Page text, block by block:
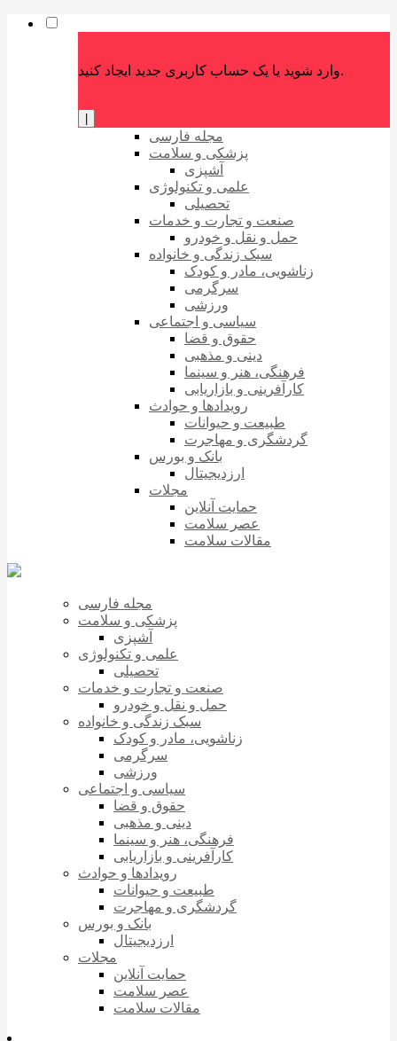
وارد شوید یا یک حساب کاربری جدید ایجاد کنید.
مجله فارسی
پزشکی و سلامت
آشپزی
علمی و تکنولوژی
تحصیلی
صنعت و تجارت و خدمات
حمل و نقل و خودرو
سبک زندگی و خانواده
زناشویی، مادر و کودک
سرگرمی
ورزشی
سیاسی و اجتماعی
حقوق و قضا
دینی و مذهبی
فرهنگی، هنر و سینما
کارآفرینی و بازاریابی
رویدادها و حوادث
طبیعت و حیوانات
گردشگری و مهاجرت
بانک و بورس
ارزدیجیتال
مجلات
حمایت آنلاین
عصر سلامت
مقالات سلامت
مجله فارسی
پزشکی و سلامت
آشپزی
علمی و تکنولوژی
تحصیلی
صنعت و تجارت و خدمات
حمل و نقل و خودرو
سبک زندگی و خانواده
زناشویی، مادر و کودک
سرگرمی
ورزشی
سیاسی و اجتماعی
حقوق و قضا
دینی و مذهبی
فرهنگی، هنر و سینما
کارآفرینی و بازاریابی
رویدادها و حوادث
طبیعت و حیوانات
گردشگری و مهاجرت
بانک و بورس
ارزدیجیتال
مجلات
حمایت آنلاین
عصر سلامت
مقالات سلامت